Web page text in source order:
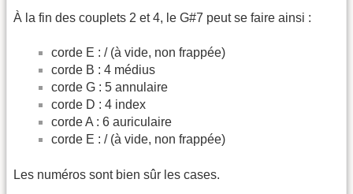
À la fin des couplets 2 et 4, le G#7 peut se faire ainsi :
corde E : / (à vide, non frappée)
corde B : 4 médius
corde G : 5 annulaire
corde D : 4 index
corde A : 6 auriculaire
corde E : / (à vide, non frappée)
Les numéros sont bien sûr les cases.